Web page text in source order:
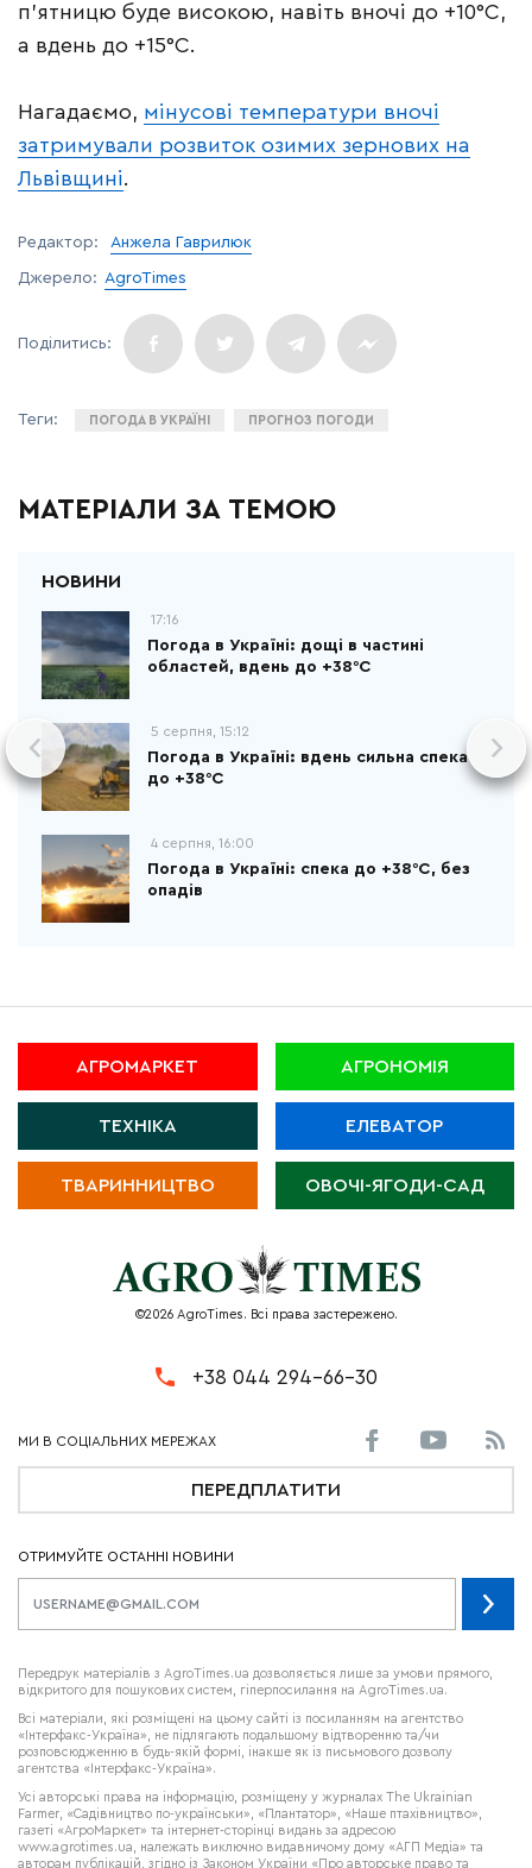
п’ятницю буде високою, навіть вночі до +10°С,
а вдень до +15°С.
Нагадаємо, мінусові температури вночі
затримували розвиток озимих зернових на
Львівщині.
Редактор: Анжела Гаврилюк
Джерело: AgroTimes
ПОГОДА В УКРАЇНІ ПРОГНОЗ ПОГОДИ
МАТЕРІАЛИ ЗА ТЕМОЮ
17:16
Погода в Україні: дощі в частині
областей, вдень до +38°С
5 серпня, 15:12
Погода в Україні: вдень сильна спека
до +38°С
4 серпня, 16:00
Погода в Україні: спека до +38°С, без
опадів
АГРОМАРКЕТ АГРОНОМІЯ
ТЕХНІКА ЕЛЕВАТОР
ТВАРИННИЦТВО ОВОЧІ-ЯГОДИ-САД
©2026 AgroTimes. Всі права застережено.
+38 044 294-66-30
ПЕРЕДПЛАТИТИ
ОТРИМУЙТЕ ОСТАННІ НОВИНИ
Передрук матеріалів з AgroTimes.ua дозволяється лише за умови прямого,
відкритого для пошукових систем, гіперпосилання на AgroTimes.ua.
Всі матеріали, які розміщені на цьому сайті із посиланням на агентство
«Інтерфакс-Україна», не підлягають подальшому відтворенню та/чи
розповсюдженню в будь-якій формі, інакше як із письмового дозволу
агентства «Інтерфакс-Україна».
Усі авторські права на інформацію, розміщену у журналах The Ukrainian
Farmer , «Садівництво по-українськи», «Плантатор», «Наше птахівництво»,
газеті «АгроМаркет» та інтернет-сторінці видань за адресою
www.agrotimes.ua,
належать виключно видавничому дому «АГП Медіа» та
авторам публікацій, згідно із Законом України «Про авторське право та